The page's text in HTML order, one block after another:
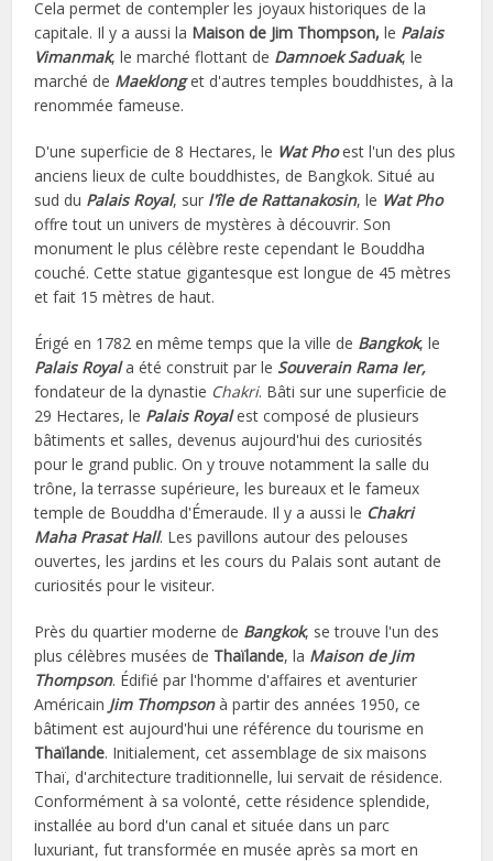
Cela permet de contempler les joyaux historiques de la
capitale. Il y a aussi la Maison de Jim Thompson, le Palais
Vimanmak, le marché flottant de Damnoek Saduak, le
marché de Maeklonget d'autres temples bouddhistes, à la
renommée fameuse.
D'une superficie de 8 Hectares, le Wat Phoest l'un des plus
anciens lieux de culte bouddhistes, de Bangkok. Situé au
sud du Palais Royal, sur l'île de Rattanakosin, le Wat Pho
offre tout un univers de mystères à découvrir. Son
monument le plus célèbre reste cependant le Bouddha
couché. Cette statue gigantesque est longue de 45 mètres
et fait 15 mètres de haut.
Érigé en 1782 en même temps que la ville de Bangkok, le
Palais Royala été construit par le Souverain Rama Ier,
fondateur de la dynastie Chakri. Bâti sur une superficie de
29 Hectares, le Palais Royalest composé de plusieurs
bâtiments et salles, devenus aujourd'hui des curiosités
pour le grand public. On y trouve notamment la salle du
trône, la terrasse supérieure, les bureaux et le fameux
temple de Bouddha d'Émeraude. Il y a aussi le Chakri
Maha Prasat Hall. Les pavillons autour des pelouses
ouvertes, les jardins et les cours du Palais sont autant de
curiosités pour le visiteur.
Près du quartier moderne de Bangkok, se trouve l'un des
plus célèbres musées de Thaïlande, la Maison de Jim
Thompson. Édifié par l'homme d'affaires et aventurier
Américain Jim Thompsonà partir des années 1950, ce
bâtiment est aujourd'hui une référence du tourisme en
Thaïlande. Initialement, cet assemblage de six maisons
Thaï, d'architecture traditionnelle, lui servait de résidence.
Conformément à sa volonté, cette résidence splendide,
installée au bord d'un canal et située dans un parc
luxuriant, fut transformée en musée après sa mort en